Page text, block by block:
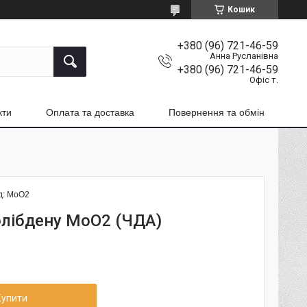
Кошик
+380 (96) 721-46-59
Анна Русланівна
+380 (96) 721-46-59
Офіс т.
Оплата та доставка Повернення та обмін
MoO2
MoO2 (ЧДА)